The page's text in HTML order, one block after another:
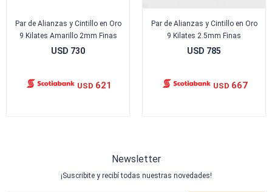
Par de Alianzas y Cintillo en Oro
9 Kilates Amarillo 2mm Finas
USD 730
USD 621
Par de Alianzas y Cintillo en Oro
9 Kilates 2.5mm Finas
USD 785
USD 667
Newsletter
¡Suscribite y recibí todas nuestras novedades!